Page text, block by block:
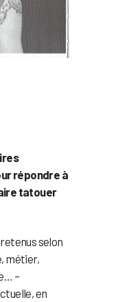
répondre à
tatouer
selon
métier,
–
en